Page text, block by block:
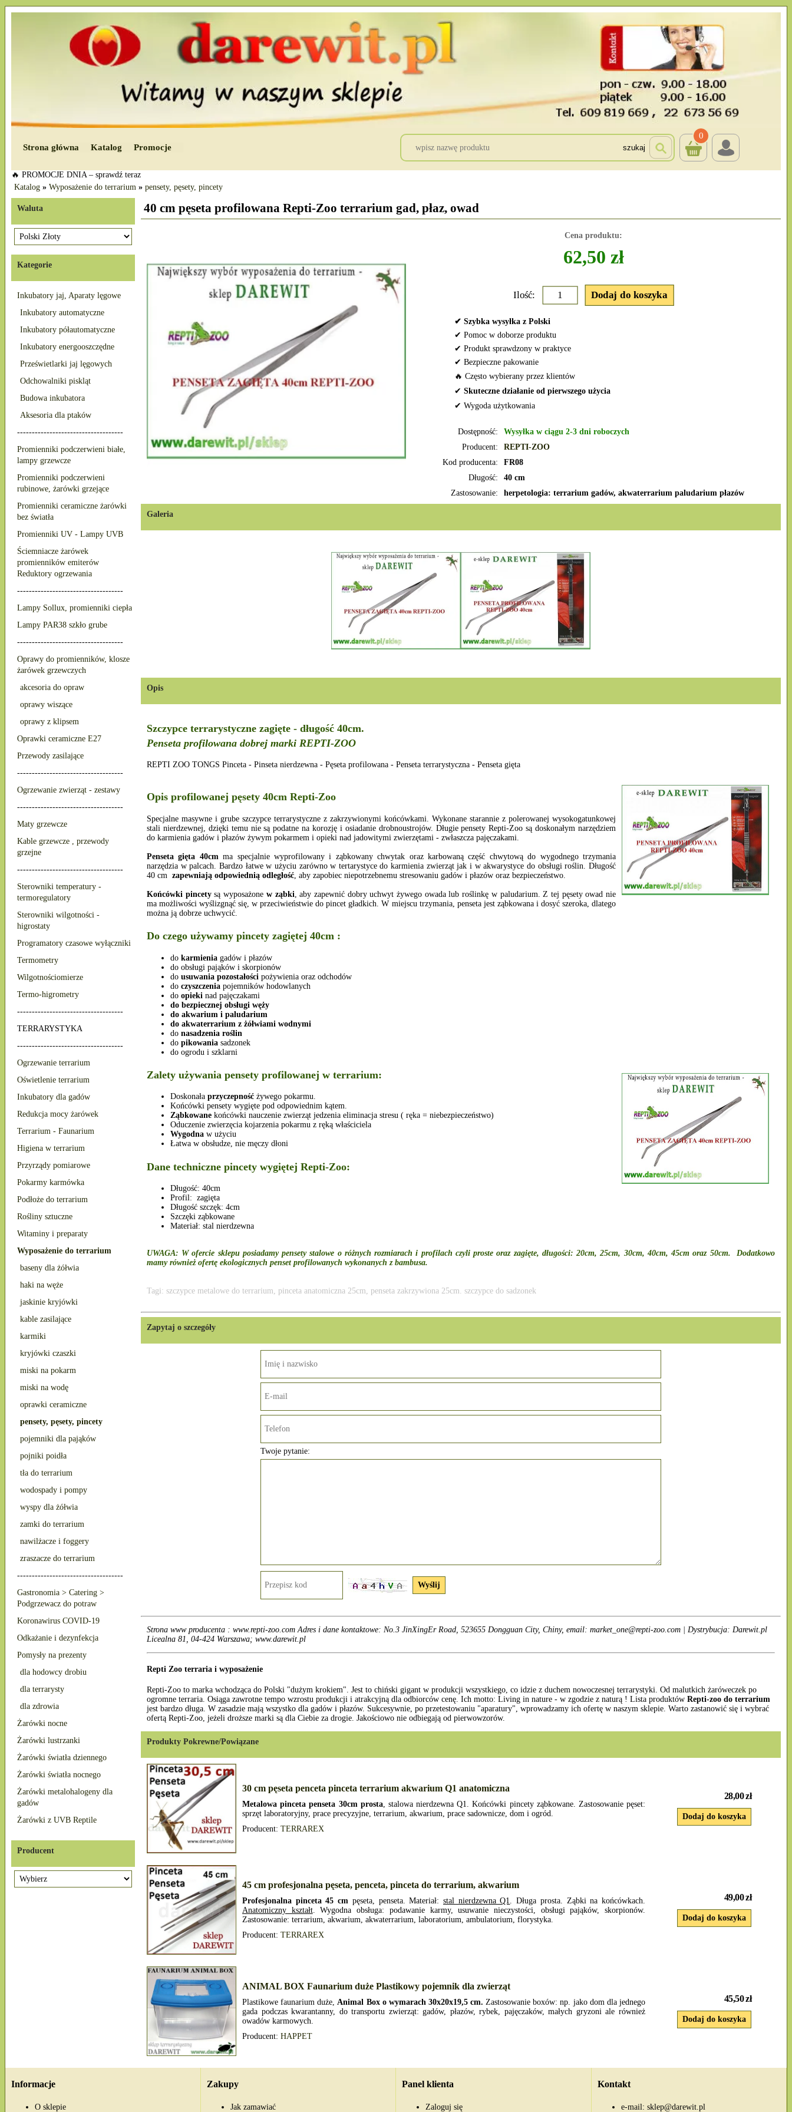
Strona główna Katalog Promocje szukaj
0
🔥 PROMOCJE DNIA – sprawdź teraz
Katalog » Wyposażenie do terrarium » pensety, pęsety, pincety
Waluta
Kategorie
Inkubatory jaj, Aparaty lęgowe
Inkubatory automatyczne
Inkubatory półautomatyczne
Inkubatory energooszczędne
Prześwietlarki jaj lęgowych
Odchowalniki piskląt
Budowa inkubatora
Aksesoria dla ptaków
------------------------------------
Promienniki podczerwieni białe,
lampy grzewcze
Promienniki podczerwieni
rubinowe, żarówki grzejące
Promienniki ceramiczne żarówki
bez światła
Promienniki UV - Lampy UVB
Ściemniacze żarówek
promienników emiterów
Reduktory ogrzewania
------------------------------------
Lampy Sollux, promienniki ciepła
Lampy PAR38 szkło grube
------------------------------------
Oprawy do promienników, klosze
żarówek grzewczych
akcesoria do opraw
oprawy wiszące
oprawy z klipsem
Oprawki ceramiczne E27
Przewody zasilające
------------------------------------
Ogrzewanie zwierząt - zestawy
------------------------------------
Maty grzewcze
Kable grzewcze , przewody
grzejne
------------------------------------
Sterowniki temperatury -
termoregulatory
Sterowniki wilgotności -
higrostaty
Programatory czasowe wyłączniki
Termometry
Wilgotnościomierze
Termo-higrometry
------------------------------------
TERRARYSTYKA
------------------------------------
Ogrzewanie terrarium
Oświetlenie terrarium
Inkubatory dla gadów
Redukcja mocy żarówek
Terrarium - Faunarium
Higiena w terrarium
Przyrządy pomiarowe
Pokarmy karmówka
Podłoże do terrarium
Rośliny sztuczne
Witaminy i preparaty
Wyposażenie do terrarium
baseny dla żółwia
haki na węże
jaskinie kryjówki
kable zasilające
karmiki
kryjówki czaszki
miski na pokarm
miski na wodę
oprawki ceramiczne
pensety, pęsety, pincety
pojemniki dla pająków
pojniki poidła
tła do terrarium
wodospady i pompy
wyspy dla żółwia
zamki do terrarium
nawilżacze i foggery
zraszacze do terrarium
------------------------------------
Gastronomia > Catering >
Podgrzewacz do potraw
Koronawirus COVID-19
Odkażanie i dezynfekcja
Pomysły na prezenty
dla hodowcy drobiu
dla terrarysty
dla zdrowia
Żarówki nocne
Żarówki lustrzanki
Żarówki światła dziennego
Żarówki światła nocnego
Żarówki metalohalogeny dla
gadów
Żarówki z UVB Reptile
Producent
40 cm pęseta profilowana Repti-Zoo terrarium gad, płaz, owad
Cena produktu:
62,50 zł
Ilość:
✔ Szybka wysyłka z Polski
✔ Pomoc w doborze produktu
✔ Produkt sprawdzony w praktyce
✔ Bezpieczne pakowanie
🔥 Często wybierany przez klientów
✔ Skuteczne działanie od pierwszego użycia
✔ Wygoda użytkowania
Dostępność:
Wysyłka w ciągu 2-3 dni roboczych
Producent:
REPTI-ZOO
Kod producenta:
FR08
Długość:
40 cm
Zastosowanie:
herpetologia: terrarium gadów, akwaterrarium paludarium płazów
Galeria
Opis
Szczypce terrarystyczne zagięte - długość 40cm.
Penseta profilowana dobrej marki REPTI-ZOO
REPTI ZOO TONGS Pinceta - Pinseta nierdzewna - Pęseta profilowana - Penseta terrarystyczna - Penseta gięta
Opis profilowanej pęsety 40cm Repti-Zoo
Specjalne masywne i grube szczypce terrarystyczne z zakrzywionymi końcówkami. Wykonane starannie z polerowanej wysokogatunkowej
stali nierdzewnej, dzięki temu nie są podatne na korozję i osiadanie drobnoustrojów. Długie pensety Repti-Zoo są doskonałym narzędziem
do karmienia gadów i płazów żywym pokarmem i opieki nad jadowitymi zwierzętami - zwłaszcza pajęczakami.
Penseta gięta 40cm ma specjalnie wyprofilowany i ząbkowany chwytak oraz karbowaną część chwytową do wygodnego trzymania
narzędzia w palcach. Bardzo łatwe w użyciu zarówno w tertarystyce do karmienia zwierząt jak i w akwarystyce do obsługi roślin. Długość
40 cm zapewniają odpowiednią odległość , aby zapobiec niepotrzebnemu stresowaniu gadów i płazów oraz bezpieczeństwo.
Końcówki pincetysą wyposażone w ząbki , aby zapewnić dobry uchwyt żywego owada lub roślinkę w paludarium. Z tej pęsety owad nie
ma możliwości wyślizgnąć się, w przeciwieństwie do pincet gładkich. W miejscu trzymania, penseta jest ząbkowana i dosyć szeroka, dlatego
można ją dobrze uchwycić.
Do czego używamy pincety zagiętej 40cm :
do karmienia gadów i płazów
do obsługi pająków i skorpionów
do usuwania pozostałości pożywienia oraz odchodów
do czyszczenia pojemników hodowlanych
do opieki nad pajęczakami
do bezpiecznej obsługi węży
do akwarium i paludarium
do akwaterrarium z żółwiami wodnymi
do nasadzenia roślin
do pikowania sadzonek
do ogrodu i szklarni
Zalety używania pensety profilowanej w terrarium:
Doskonała przyczepność żywego pokarmu.
Końcówki pensety wygięte pod odpowiednim kątem.
Ząbkowane końcówki nauczenie zwierząt jedzenia eliminacja stresu ( ręka = niebezpieczeństwo)
Oduczenie zwierzęcia kojarzenia pokarmu z ręką właściciela
Wygodna w użyciu
Łatwa w obsłudze, nie męczy dłoni
Dane techniczne pincety wygiętej Repti-Zoo:
Długość: 40cm
Profil: zagięta
Długość szczęk: 4cm
Szczęki ząbkowane
Materiał: stal nierdzewna
UWAGA: W ofercie sklepu posiadamy pensety stalowe o różnych rozmiarach i profilach czyli proste oraz zagięte, długości: 20cm, 25cm, 30cm, 40cm, 45cm oraz 50cm. Dodatkowo
mamy również ofertę ekologicznych penset profilowanych wykonanych z bambusa.
Tagi: szczypce metalowe do terrarium, pinceta anatomiczna 25cm, penseta zakrzywiona 25cm. szczypce do sadzonek
Zapytaj o szczegóły
Twoje pytanie:
Strona www producenta : www.repti-zoo.com Adres i dane kontaktowe: No.3 JinXingEr Road, 523655 Dongguan City, Chiny, email: market_one@repti-zoo.com | Dystrybucja: Darewit.pl
Licealna 81, 04-424 Warszawa; www.darewit.pl
Repti Zoo terraria i wyposażenie
Repti-Zoo to marka wchodząca do Polski "dużym krokiem". Jest to chiński gigant w produkcji wszystkiego, co idzie z duchem nowoczesnej terrarystyki. Od malutkich żaróweczek po
ogromne terraria. Osiąga zawrotne tempo wzrostu produkcji i atrakcyjną dla odbiorców cenę. Ich motto: Living in nature - w zgodzie z naturą ! Lista produktów Repti-zoo do terrarium
jest bardzo długa. W zasadzie mają wszystko dla gadów i płazów. Sukcesywnie, po przetestowaniu "aparatury", wprowadzamy ich ofertę w naszym sklepie. Warto zastanowić się i wybrać
ofertą Repti-Zoo, jeżeli droższe marki są dla Ciebie za drogie. Jakościowo nie odbiegają od pierwowzorów.
Produkty Pokrewne/Powiązane
30 cm pęseta penceta pinceta terrarium akwarium Q1 anatomiczna
Metalowa pinceta penseta 30cm prosta, stalowa nierdzewna Q1. Końcówki pincety ząbkowane. Zastosowanie pęset:
sprzęt laboratoryjny, prace precyzyjne, terrarium, akwarium, prace sadownicze, dom i ogród.
Producent: TERRAREX
28,00 zł
45 cm profesjonalna pęseta, penceta, pinceta do terrarium, akwarium
Profesjonalna pinceta 45 cm pęseta, penseta. Materiał:stal nierdzewna Q1
. Długa prosta. Ząbki na końcówkach.
Anatomiczny kształt. Wygodna obsługa: podawanie karmy, usuwanie nieczystości, obsługi pająków, skorpionów.
Zastosowanie: terrarium, akwarium, akwaterrarium, laboratorium, ambulatorium, florystyka.
Producent: TERRAREX
49,00 zł
ANIMAL BOX Faunarium duże Plastikowy pojemnik dla zwierząt
Plastikowe faunarium duże, Animal Box o wymarach 30x20x19,5 cm. Zastosowanie boxów: np. jako dom dla jednego
gada podczas kwarantanny, do transportu zwierząt: gadów, płazów, rybek, pajęczaków, małych gryzoni ale również
owadów karmowych.
Producent: HAPPET
45,50 zł
Informacje
O sklepie
Zakupy
Jak zamawiać
Panel klienta
Zaloguj się
Kontakt
e-mail: sklep@darewit.pl